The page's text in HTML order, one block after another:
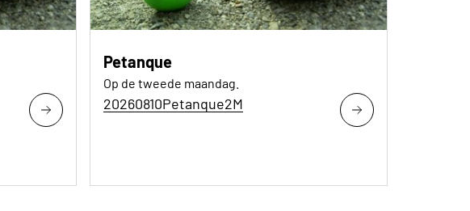
Petanque
Op de tweede maandag.
20260810Petanque2M